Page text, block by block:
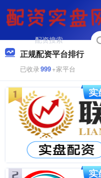
正规配资平台排行
已收录999+家平台